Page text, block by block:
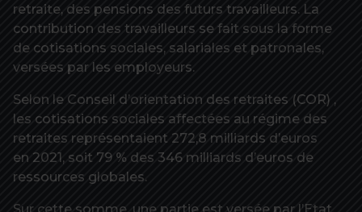
retraite, des pensions des futurs travailleurs. La
contribution des travailleurs se fait sous la forme
de cotisations sociales, salariales et patronales,
versées par les employeurs.
Selon le Conseil d’orientation des retraites (COR) ,
les cotisations sociales affectées au régime des
retraites représentaient 272,8 milliards d’euros
en 2021, soit 79 % des 346 milliards d’euros de
ressources globales.